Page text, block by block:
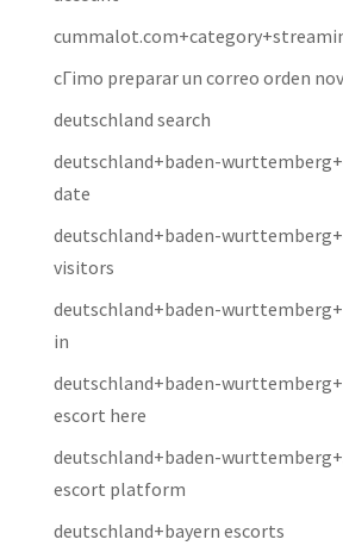
cГіmo preparar un correo orden
deutschland search
deutschland+baden-
date
deutschland+baden-
visitors
deutschland+baden-
in
deutschland+baden-
escort here
deutschland+baden-
escort platform
deutschland+bayern escorts